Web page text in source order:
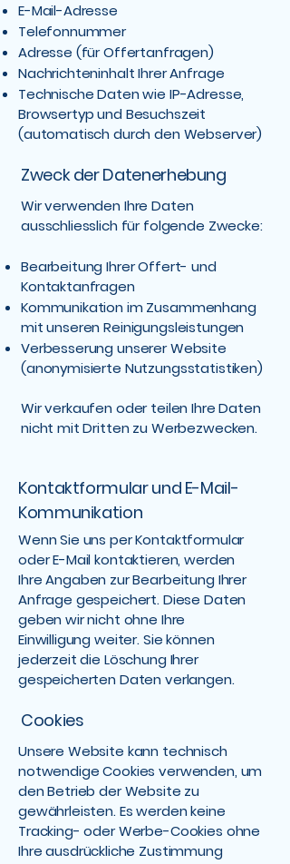
E-Mail-Adresse
Telefonnummer
Adresse (für Offertanfragen)
Nachrichteninhalt Ihrer Anfrage
Technische Daten wie IP-Adresse,
Browsertyp und Besuchszeit
(automatisch durch den Webserver)
Zweck der Datenerhebung
Wir verwenden Ihre Daten
ausschliesslich für folgende Zwecke:
Bearbeitung Ihrer Offert- und
Kontaktanfragen
Kommunikation im Zusammenhang
mit unseren Reinigungsleistungen
Verbesserung unserer Website
(anonymisierte Nutzungsstatistiken)
Wir verkaufen oder teilen Ihre Daten
nicht mit Dritten zu Werbezwecken.
Kontaktformular und E-Mail-
Kommunikation
Wenn Sie uns per Kontaktformular
oder E-Mail kontaktieren, werden
Ihre Angaben zur Bearbeitung Ihrer
Anfrage gespeichert. Diese Daten
geben wir nicht ohne Ihre
Einwilligung weiter. Sie können
jederzeit die Löschung Ihrer
gespeicherten Daten verlangen.
Cookies
Unsere Website kann technisch
notwendige Cookies verwenden, um
den Betrieb der Website zu
gewährleisten. Es werden keine
Tracking- oder Werbe-Cookies ohne
Ihre ausdrückliche Zustimmung